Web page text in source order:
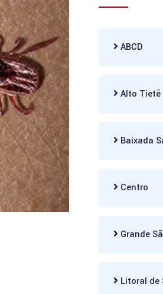
ABCD
Alto Tietê
Baixada
Centro
Grande
Litoral de